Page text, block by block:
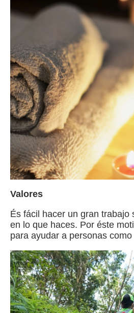
Valores
És fácil hacer un gran trabajo
en lo que haces. Por éste
para ayudar a personas como